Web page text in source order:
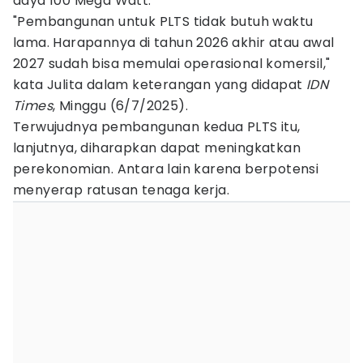
"Pembangunan untuk PLTS tidak butuh waktu
lama. Harapannya di tahun 2026 akhir atau awal
2027 sudah bisa memulai operasional komersil,"
kata Julita dalam keterangan yang didapat IDN
Times, Minggu (6/7/2025).
Terwujudnya pembangunan kedua PLTS itu,
lanjutnya, diharapkan dapat meningkatkan
perekonomian. Antara lain karena berpotensi
menyerap ratusan tenaga kerja.